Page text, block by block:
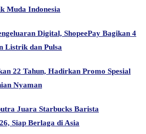
Muda Indonesia
Digital, ShopeePay Bagikan 4
Listrik dan Pulsa
22 Tahun, Hadirkan Promo Spesial
Nyaman
Juara Starbucks Barista
Siap Berlaga di Asia